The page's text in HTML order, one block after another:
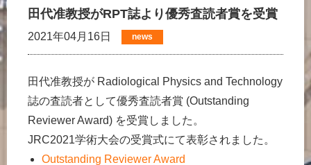
田代准教授がRPT誌より優秀査読者賞を受賞
2021年04月16日 news
田代准教授が Radiological Physics and Technology
誌の査読者として優秀査読者賞 (Outstanding
Reviewer Award) を受賞しました。
JRC2021学術大会の受賞式にて表彰されました。
Outstanding Reviewer Award